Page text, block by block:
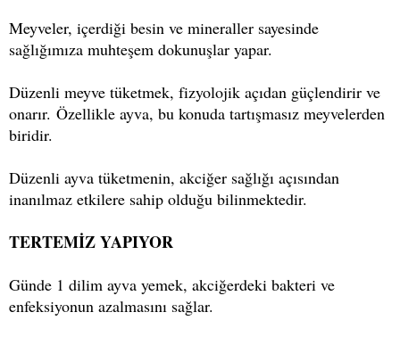
Meyveler, içerdiği besin ve mineraller sayesinde
sağlığımıza muhteşem dokunuşlar yapar.
Düzenli meyve tüketmek, fizyolojik açıdan güçlendirir ve
onarır. Özellikle ayva, bu konuda tartışmasız meyvelerden
biridir.
Düzenli ayva tüketmenin, akciğer sağlığı açısından
inanılmaz etkilere sahip olduğu bilinmektedir.
TERTEMİZ YAPIYOR
Günde 1 dilim ayva yemek, akciğerdeki bakteri ve
enfeksiyonun azalmasını sağlar.